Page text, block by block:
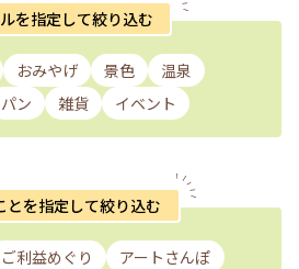
を指定して絞り込む
おみやげ 景色
温泉
パン 雑貨 イベント
とを指定して絞り込む
ご利益めぐり
アートさんぽ